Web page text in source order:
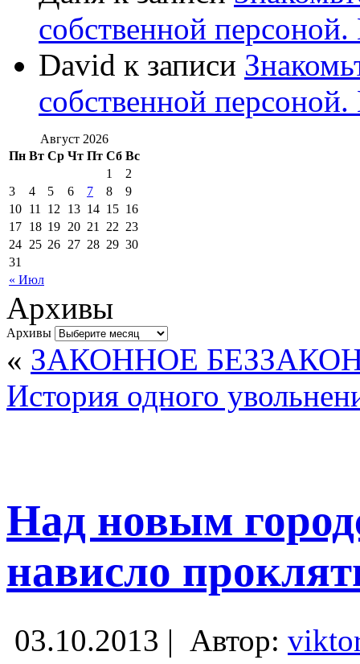
собственной
David к записи
собственной
Август 2026
Пн Вт Ср Чт Пт Сб Вс
« Июл
1
2
3
4 5 6 7 8
9
10 11 12 13 14 15 16
17 18 19 20 21 22 23
24 25 26 27 28 29 30
31
Архивы
Архивы
« ЗАКОННОЕ
История одного
Над новым
нависло
03.10.2013 | Автор: